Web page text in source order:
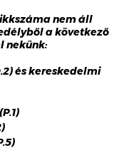
nem áll
a következő
nekünk:
és kereskedelmi